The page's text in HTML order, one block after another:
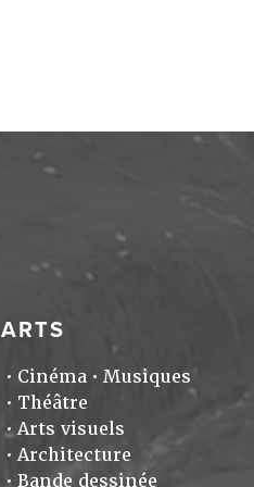
ARTS
Cinéma
Musiques
Théâtre
Arts visuels
Architecture
Bande dessinée